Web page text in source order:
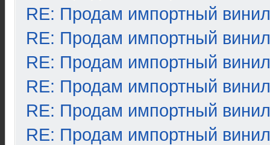
RE: Продам импортный винил
RE: Продам импортный винил
RE: Продам импортный винил
RE: Продам импортный винил
RE: Продам импортный винил
RE: Продам импортный винил